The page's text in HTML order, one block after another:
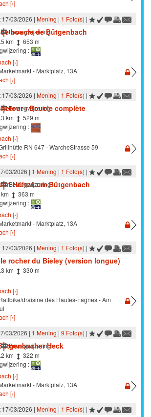
[›]
17/03/2026 | Mening | 1 Foto(s) |
Bewegwijzering
boucle de Bütgenbach
km
653 m
:
[›]
- Marktplatz, 13A
[›]
17/03/2026 | Mening | 1 Foto(s) |
Bewegwijzering
- Boucle complète
km
529 m
:
[›]
RN 647 - WarcheStrasse 59
[›]
03/2026 | 1 Mening | 1 Foto(s) |
Bewegwijzering
Höhen um Bütgenbach
363 m
:
[›]
- Marktplatz, 13A
[›]
17/03/2026 | Mening | 1 Foto(s) |
rocher du Bieley (version longue)
km 330 m
[›]
draisine des Hautes-Fagnes - Am
[›]
03/2026 | 1 Mening | 9 Foto(s) |
BewegwijzeringHeck
km
322 m
:
[›]
- Marktplatz, 13A
[›]
17/03/2026 | Mening | 1 Foto(s) |